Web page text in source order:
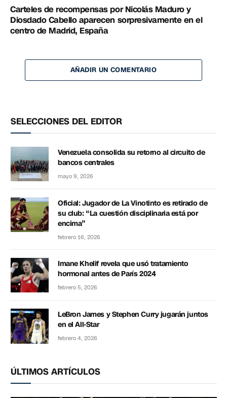
Carteles de recompensas por Nicolás Maduro y
Diosdado Cabello aparecen sorpresivamente en el
centro de Madrid, España
AÑADIR UN COMENTARIO
SELECCIONES DEL EDITOR
Venezuela consolida su retorno al circuito de
bancos centrales
mayo 9, 2026
Oficial: Jugador de La Vinotinto es retirado de
su club: “La cuestión disciplinaria está por
encima”
febrero 16, 2026
Imane Khelif revela que usó tratamiento
hormonal antes de París 2024
febrero 5, 2026
LeBron James y Stephen Curry jugarán juntos
en el All-Star
febrero 4, 2026
ÚLTIMOS ARTÍCULOS